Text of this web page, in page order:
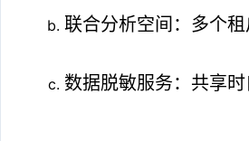
联合分析空间：多个
数据脱敏服务：共享